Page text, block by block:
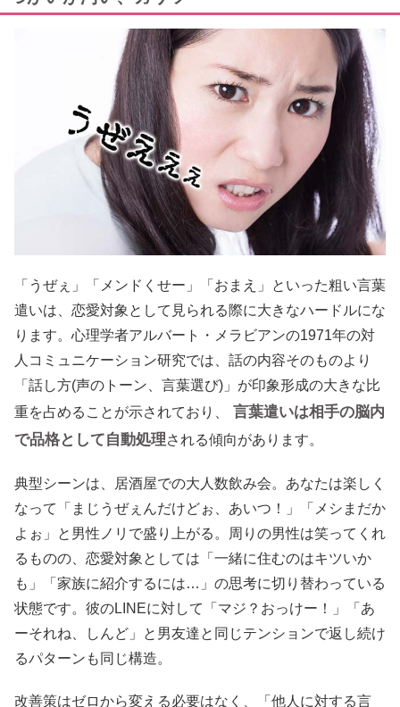
「うぜぇ」「メンドくせー」「おまえ」といった粗い言葉
遣いは、恋愛対象として見られる際に大きなハードルにな
ります。心理学者アルバート・メラビアンの1971年の対
人コミュニケーション研究では、話の内容そのものより
「話し方(声のトーン、言葉選び)」が印象形成の大きな比
重を占めることが示されており、
言葉遣いは相手の脳内
で品格として自動処理される傾向があります。
典型シーンは、居酒屋での大人数飲み会。あなたは楽しく
なって「まじうぜぇんだけどぉ、あいつ！」「メシまだか
よぉ」と男性ノリで盛り上がる。周りの男性は笑ってくれ
るものの、恋愛対象としては「一緒に住むのはキツいか
も」「家族に紹介するには…」の思考に切り替わっている
状態です。彼のLINEに対して「マジ？おっけー！」「あ
ーそれね、しんど」と男友達と同じテンションで返し続け
るパターンも同じ構造。
改善策はゼロから変える必要はなく、「他人に対する言